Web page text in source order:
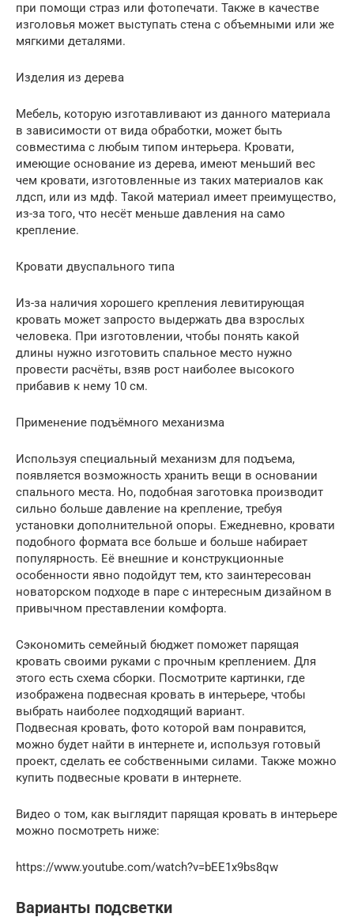
при помощи страз или фотопечати. Также в качестве
изголовья может выступать стена с объемными или же
мягкими деталями.
Изделия из дерева
Мебель, которую изготавливают из данного материала
в зависимости от вида обработки, может быть
совместима с любым типом интерьера. Кровати,
имеющие основание из дерева, имеют меньший вес
чем кровати, изготовленные из таких материалов как
лдсп, или из мдф. Такой материал имеет преимущество,
из-за того, что несёт меньше давления на само
крепление.
Кровати двуспального типа
Из-за наличия хорошего крепления левитирующая
кровать может запросто выдержать два взрослых
человека. При изготовлении, чтобы понять какой
длины нужно изготовить спальное место нужно
провести расчёты, взяв рост наиболее высокого
прибавив к нему 10 см.
Применение подъёмного механизма
Используя специальный механизм для подъема,
появляется возможность хранить вещи в основании
спального места. Но, подобная заготовка производит
сильно больше давление на крепление, требуя
установки дополнительной опоры. Ежедневно, кровати
подобного формата все больше и больше набирает
популярность. Её внешние и конструкционные
особенности явно подойдут тем, кто заинтересован
новаторском подходе в паре с интересным дизайном в
привычном преставлении комфорта.
Сэкономить семейный бюджет поможет парящая
кровать своими руками с прочным креплением. Для
этого есть схема сборки. Посмотрите картинки, где
изображена подвесная кровать в интерьере, чтобы
выбрать наиболее подходящий вариант.
Подвесная кровать, фото которой вам понравится,
можно будет найти в интернете и, используя готовый
проект, сделать ее собственными силами. Также можно
купить подвесные кровати в интернете.
Видео о том, как выглядит парящая кровать в интерьере
можно посмотреть ниже:
https://www.youtube.com/watch?v=bEE1x9bs8qw
Варианты подсветки